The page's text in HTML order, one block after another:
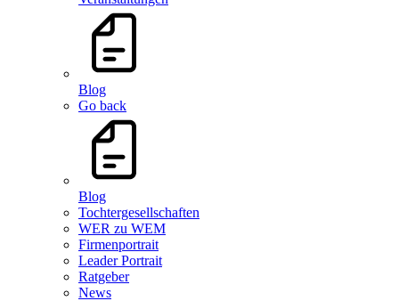
Blog
Go back
Blog
Tochtergesellschaften
WER zu WEM
Firmenportrait
Leader Portrait
Ratgeber
News